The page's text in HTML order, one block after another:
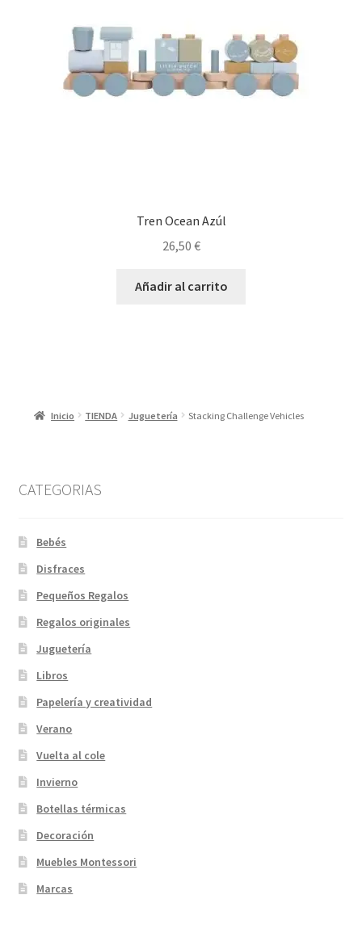
Tren Ocean Azúl
26,50 €
Añadir al carrito
Inicio TIENDA Juguetería Stacking Challenge Vehicles
CATEGORIAS
Bebés
Disfraces
Pequeños Regalos
Regalos originales
Juguetería
Libros
Papelería y creatividad
Verano
Vuelta al cole
Invierno
Botellas térmicas
Decoración
Muebles Montessori
Marcas